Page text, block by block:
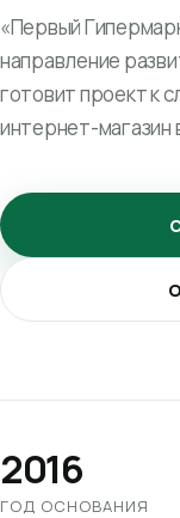
«Первый
направление
готовит проект к
интернет-
2016
ГОД ОСНОВАНИЯ